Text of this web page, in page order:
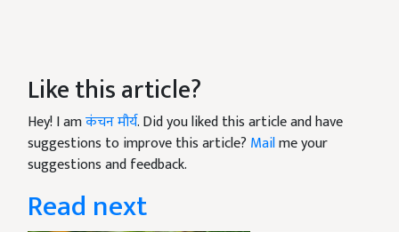
Like this article?
Hey! I amकंचन मौर्य. Did you liked this article and have
suggestions to improve this article? Mailme your
suggestions and feedback.
Read next